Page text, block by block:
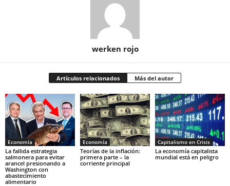
werken rojo
Artículos relacionados Más del autor
Economía
La fallida estrategia
salmonera para evitar
arancel presionando a
Washington con
abastecimiento
alimentario
Economía
Teorías de la inflación:
primera parte – la
corriente principal
Capitalismo en Crisis
La economía capitalista
mundial está en peligro